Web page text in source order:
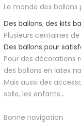
Le monde des
Des ballons, des kits
Plusieurs centaines
Des ballons pour
Pour des décorations
des ballons en latex
Mais aussi des
salle, les enfants...
Bonne navigation